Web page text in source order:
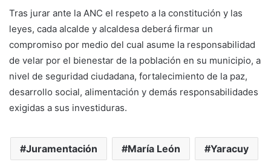
Tras jurar ante la ANC el respeto a la constitución y las
leyes, cada alcalde y alcaldesa deberá firmar un
compromiso por medio del cual asume la responsabilidad
de velar por el bienestar de la población en su municipio, a
nivel de seguridad ciudadana, fortalecimiento de la paz,
desarrollo social, alimentación y demás responsabilidades
exigidas a sus investiduras.
Juramentación María León Yaracuy